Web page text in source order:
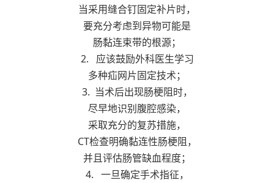
当采用缝合钉固定补片时，
要充分考虑到异物可能是
肠黏连束带的根源；
2. 应该鼓励外科医生学习
多种疝网片固定技术；
3. 当术后出现肠梗阻时，
尽早地识别腹腔感染，
采取充分的复苏措施，
CT检查明确黏连性肠梗阻，
并且评估肠管缺血程度；
4. 一旦确定手术指征，